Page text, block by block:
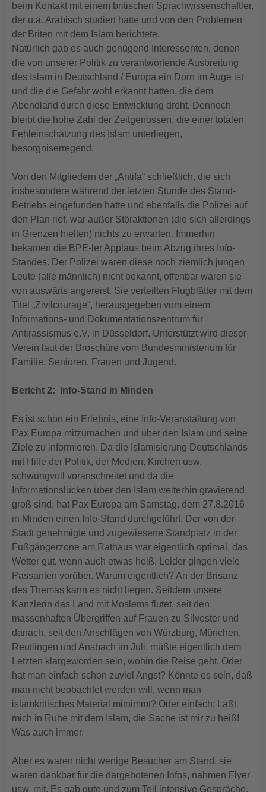
beim Kontakt mit einem britischen Sprachwissenschaftler,
der u.a. Arabisch studiert hatte und von den Problemen
der Briten mit dem Islam berichtete.
Natürlich gab es auch genügend Interessenten, denen
die von unserer Politik zu verantwortende Ausbreitung
des Islam in Deutschland / Europa ein Dorn im Auge ist
und die die Gefahr wohl erkannt hatten, die dem
Abendland durch diese Entwicklung droht. Dennoch
bleibt die hohe Zahl der Zeitgenossen, die einer totalen
Fehleinschätzung des Islam unterliegen,
besorgniserregend.
Von den Mitgliedern der „Antifa“ schließlich, die sich
insbesondere während der letzten Stunde des Stand-
Betriebs eingefunden hatte und ebenfalls die Polizei auf
den Plan rief, war außer Störaktionen (die sich allerdings
in Grenzen hielten) nichts zu erwarten. Immerhin
bekamen die BPE-ler Applaus beim Abzug ihres Info-
Standes. Der Polizei waren diese noch ziemlich jungen
Leute (alle männlich) nicht bekannt, offenbar waren sie
von auswärts angereist. Sie verteilten Flugblätter mit dem
Titel „Zivilcourage“, herausgegeben vom einem
Informations- und Dokumentationszentrum für
Antirassismus e.V. in Düsseldorf. Unterstützt wird dieser
Verein laut der Broschüre vom Bundesministerium für
Familie, Senioren, Frauen und Jugend.
Bericht 2: Info-Stand in Minden
Es ist schon ein Erlebnis, eine Info-Veranstaltung von
Pax Europa mitzumachen und über den Islam und seine
Ziele zu informieren. Da die Islamisierung Deutschlands
mit Hilfe der Politik, der Medien, Kirchen usw.
schwungvoll voranschreitet und da die
Informationslücken über den Islam weiterhin gravierend
groß sind, hat Pax Europa am Samstag, dem 27.8.2016
in Minden einen Info-Stand durchgeführt. Der von der
Stadt genehmigte und zugewiesene Standplatz in der
Fußgängerzone am Rathaus war eigentlich optimal, das
Wetter gut, wenn auch etwas heiß. Leider gingen viele
Passanten vorüber. Warum eigentlich? An der Brisanz
des Themas kann es nicht liegen. Seitdem unsere
Kanzlerin das Land mit Moslems flutet, seit den
massenhaften Übergriffen auf Frauen zu Silvester und
danach, seit den Anschlägen von Würzburg, München,
Reutlingen und Ansbach im Juli, müßte eigentlich dem
Letzten klargeworden sein, wohin die Reise geht. Oder
hat man einfach schon zuviel Angst? Könnte es sein, daß
man nicht beobachtet werden will, wenn man
islamkritisches Material mitnimmt? Oder einfach: Laßt
mich in Ruhe mit dem Islam, die Sache ist mir zu heiß!
Was auch immer.
Aber es waren nicht wenige Besucher am Stand, sie
waren dankbar für die dargebotenen Infos, nahmen Flyer
usw. mit. Es gab gute und zum Teil intensive Gespräche.